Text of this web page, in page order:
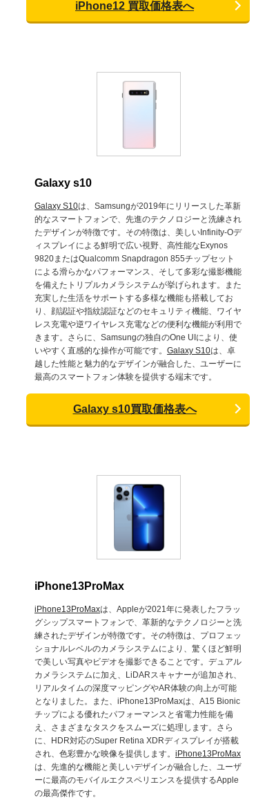
iPhone12 買取価格表へ
Galaxy s10
Galaxy S10は、Samsungが2019年にリリースした革新
的なスマートフォンで、先進のテクノロジーと洗練され
たデザインが特徴です。その特徴は、美しいInfinity-Oデ
ィスプレイによる鮮明で広い視野、高性能なExynos
9820またはQualcomm Snapdragon 855チップセット
による滑らかなパフォーマンス、そして多彩な撮影機能
を備えたトリプルカメラシステムが挙げられます。また
充実した生活をサポートする多様な機能も搭載してお
り、顔認証や指紋認証などのセキュリティ機能、ワイヤ
レス充電や逆ワイヤレス充電などの便利な機能が利用で
きます。さらに、Samsungの独自のOne UIにより、使
いやすく直感的な操作が可能です。 Galaxy S10は、卓
越した性能と魅力的なデザインが融合した、ユーザーに
最高のスマートフォン体験を提供する端末です。
Galaxy s10買取価格表へ
iPhone13ProMax
iPhone13ProMaxは、Appleが2021年に発表したフラッ
グシップスマートフォンで、革新的なテクノロジーと洗
練されたデザインが特徴です。その特徴は、プロフェッ
ショナルレベルのカメラシステムにより、驚くほど鮮明
で美しい写真やビデオを撮影できることです。デュアル
カメラシステムに加え、LiDARスキャナーが追加され、
リアルタイムの深度マッピングやAR体験の向上が可能
となりました。また、iPhone13ProMaxは、A15 Bionic
チップによる優れたパフォーマンスと省電力性能を備
え、さまざまなタスクをスムーズに処理します。さら
に、HDR対応のSuper Retina XDRディスプレイが搭載
され、色彩豊かな映像を提供します。 iPhone13ProMax
は、先進的な機能と美しいデザインが融合した、ユーザ
ーに最高のモバイルエクスペリエンスを提供するApple
の最高傑作です。